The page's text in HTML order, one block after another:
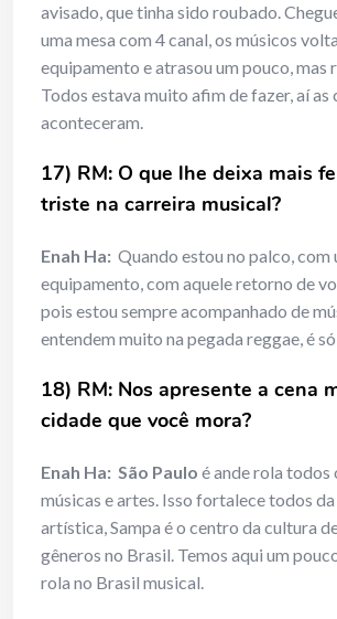
avisado, que tinha sido roubado.
uma mesa com 4 canal, os músicos
equipamento e atrasou um pouco, mas
Todos estava muito afim de fazer, aí as
aconteceram.
17) RM: O que lhe deixa mais
triste na carreira musical?
Enah Ha: Quando estou no palco, com
equipamento, com aquele retorno de
pois estou sempre acompanhado de
entendem muito na pegada reggae, é
18) RM: Nos apresente a cena
cidade que você mora?
Enah Ha: São Paulo é ande rola todos
músicas e artes. Isso fortalece todos
artística, Sampa é o centro da cultura
gêneros no Brasil. Temos aqui um
rola no Brasil musical.